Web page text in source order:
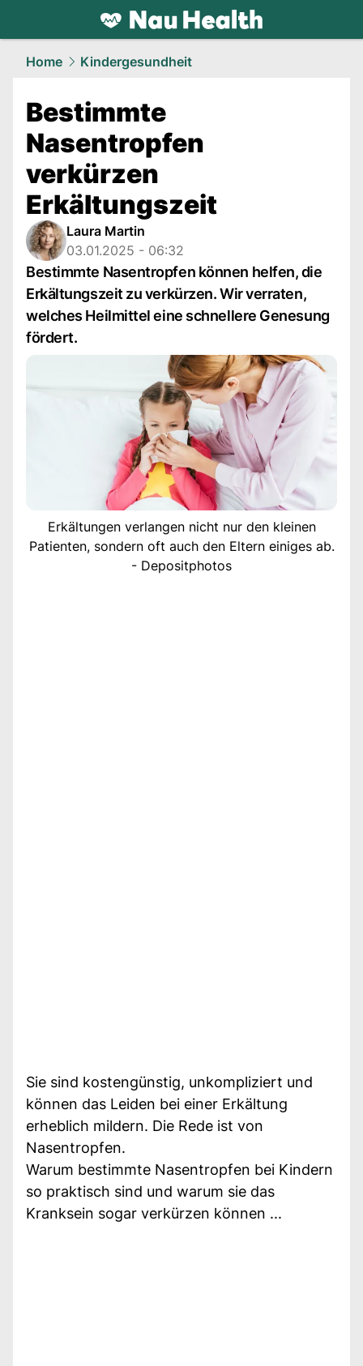
health.NAU.ch
Home Kindergesundheit
Bestimmte
Nasentropfen
verkürzen
Erkältungszeit
Laura Martin
03.01.2025 - 06:32
Bestimmte Nasentropfen können helfen, die
Erkältungszeit zu verkürzen. Wir verraten,
welches Heilmittel eine schnellere Genesung
fördert.
Erkältungen verlangen nicht nur den kleinen
Patienten, sondern oft auch den Eltern einiges ab.
- Depositphotos
Sie sind kostengünstig, unkompliziert und
können das Leiden bei einer Erkältung
erheblich mildern. Die Rede ist von
Nasentropfen.
Warum bestimmte Nasentropfen bei Kindern
so praktisch sind und warum sie das
Kranksein sogar verkürzen können ...